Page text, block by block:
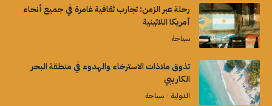
رحلة عبر الزمن: تجارب ثقافية غامرة في جميع أنحاء
أمريكا اللاتينية
سياحة
تذوق ملاذات الاسترخاء والهدوء في منطقة البحر
الكاريبي
الدولية سياحة